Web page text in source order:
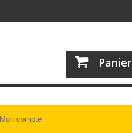
Panier
Mon compte